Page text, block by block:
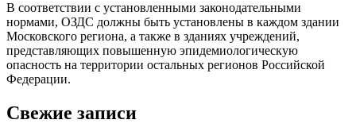
В соответствии с установленными законодательными
нормами, ОЗДС должны быть установлены в каждом здании
Московского региона, а также в зданиях учреждений,
представляющих повышенную эпидемиологическую
опасность на территории остальных регионов Российской
Федерации.
Свежие записи